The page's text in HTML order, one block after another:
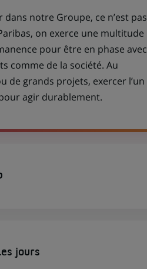
notre Groupe, ce n’est pas
on exerce une multitude
pour être en phase avec
comme de la société. Au
de grands projets, exercer l’un
agir durablement.
jours